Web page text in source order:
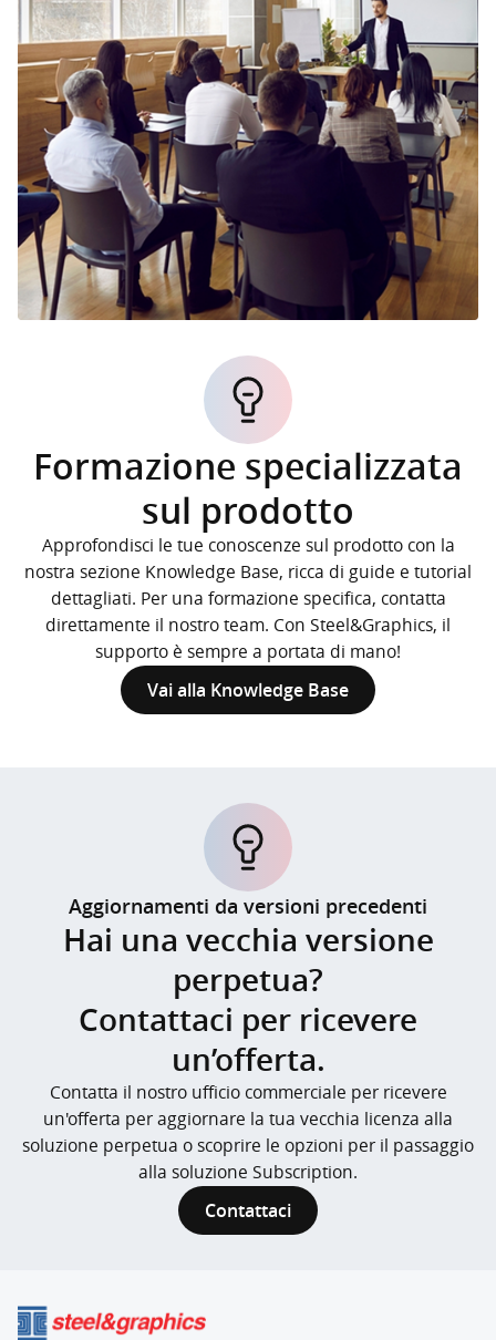
Formazione specializzata
sul prodotto
Approfondisci le tue conoscenze sul prodotto con la
nostra sezione Knowledge Base, ricca di guide e tutorial
dettagliati. Per una formazione specifica, contatta
direttamente il nostro team. Con Steel&Graphics, il
supporto è sempre a portata di mano!
Vai alla Knowledge Base
Aggiornamenti da versioni precedenti
Hai una vecchia versione
perpetua?
Contattaci per ricevere
un’offerta.
Contatta il nostro ufficio commerciale per ricevere
un'offerta per aggiornare la tua vecchia licenza alla
soluzione perpetua o scoprire le opzioni per il passaggio
alla soluzione Subscription.
Contattaci